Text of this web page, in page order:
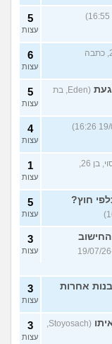
5
עצות
(היוש, בת 29, כתבה
6
עצות
(Eden, בת
5
עצות
4
עצות
(חסוי, בן 26,
1
עצות
חוץ? 5
עצות
(ירין, בת 19, כתבה ב-19/07/26
3
עצות
אחרות 3
עצות
(Stoyosach,
3
עצות